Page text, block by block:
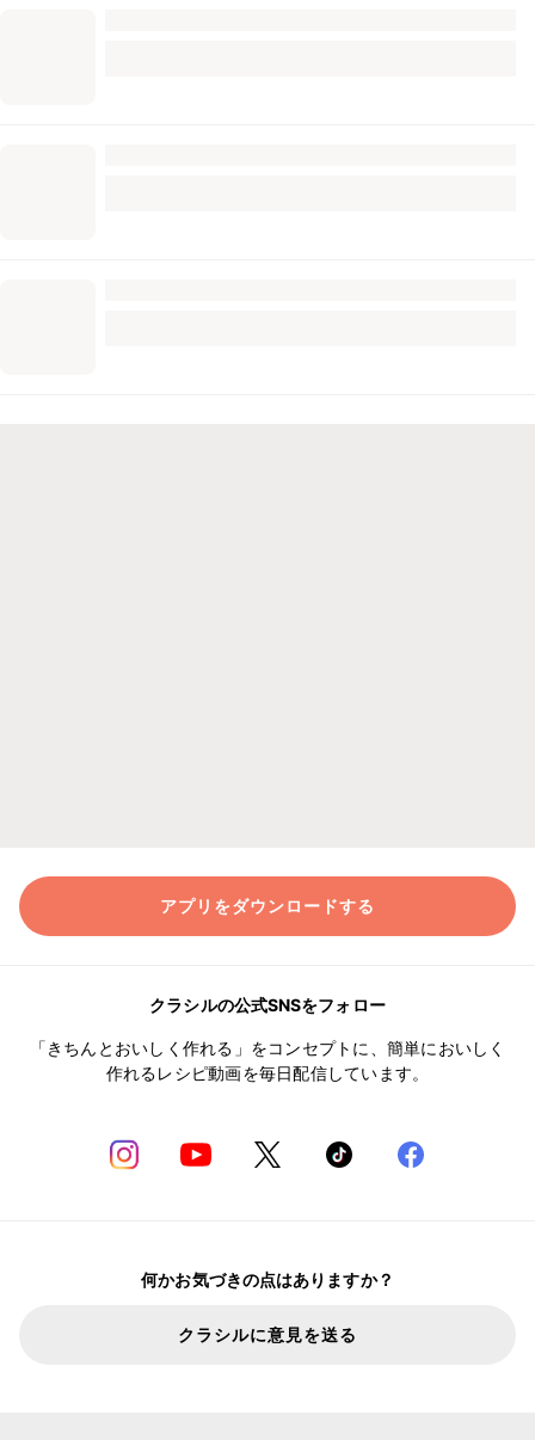
アプリをダウンロードする
クラシルの公式SNSをフォロー
「きちんとおいしく作れる」をコンセプトに、簡単においしく
作れるレシピ動画を毎日配信しています。
何かお気づきの点はありますか？
クラシルに意見を送る